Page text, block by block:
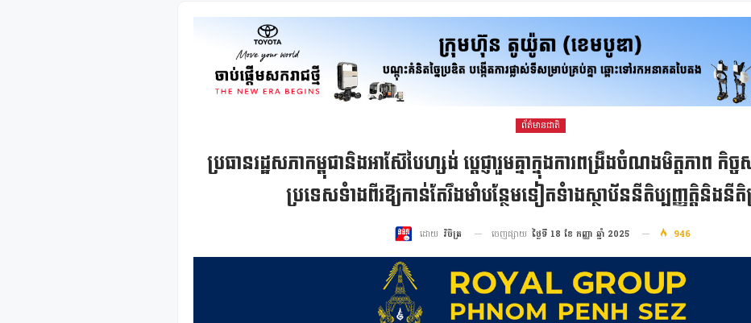
ព័ត៌មានជាតិ
ប្រធានរដ្ឋសភាកម្ពុជានិងអាស៊ែបៃហ្សង់ ប្តេជ្ញារួមគ្នាក្នុងការពង្រឹងចំណងមិត្តភាព កិច្
ប្រទេសទំាងពីរឱ្យកាន់តែរឹងមាំបន្ថែមទៀតទំាងស្ថាប័ននីតិប្បញ្ញត្តិនិងនីតិ
ដោយ វិចិត្រ ចេញផ្សាយ ថ្ងៃទី 18 ខែ កញ្ញា ឆ្នាំ 2025 946